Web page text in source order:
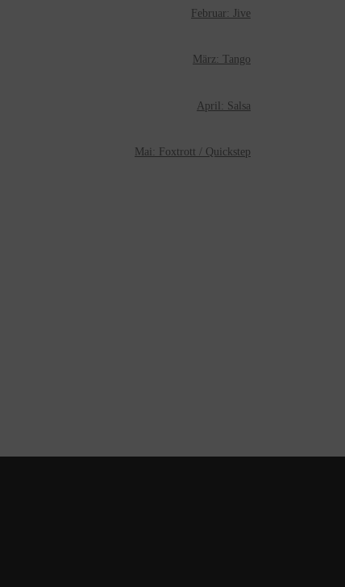
Februar: Jive
März: Tango
April: Salsa
Mai: Foxtrott / Quickstep